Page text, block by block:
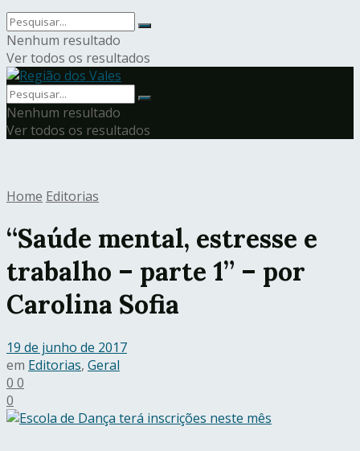
Nenhum resultado
Ver todos os resultados
Nenhum resultado
Ver todos os resultados
Home Editorias
“Saúde mental, estresse e
trabalho – parte 1” – por
Carolina Sofia
19 de junho de 2017
em Editorias, Geral
0 0
0